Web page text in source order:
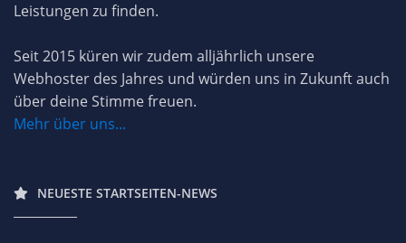
Leistungen zu finden.
Seit 2015 küren wir zudem alljährlich unsere
Webhoster des Jahres und würden uns in Zukunft auch
über deine Stimme freuen.
Mehr über uns...
NEUESTE STARTSEITEN-NEWS